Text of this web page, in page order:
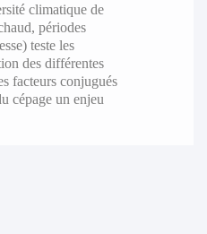
climatique de
périodes
teste les
des différentes
facteurs conjugués
cépage un enjeu